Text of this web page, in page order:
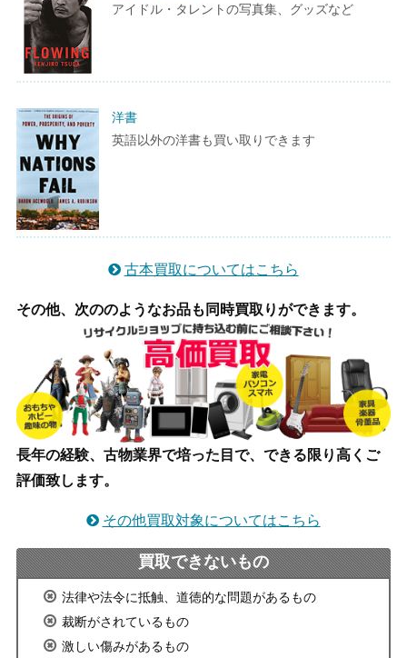
アイドル・タレントの写真集、グッズなど
洋書
英語以外の洋書も買い取りできます
古本買取についてはこちら
その他、次ののようなお品も同時買取りができます。
長年の経験、古物業界で培った目で、できる限り高くご
評価致します。
その他買取対象についてはこちら
買取できないもの
法律や法令に抵触、道徳的な問題があるもの
裁断がされているもの
激しい傷みがあるもの